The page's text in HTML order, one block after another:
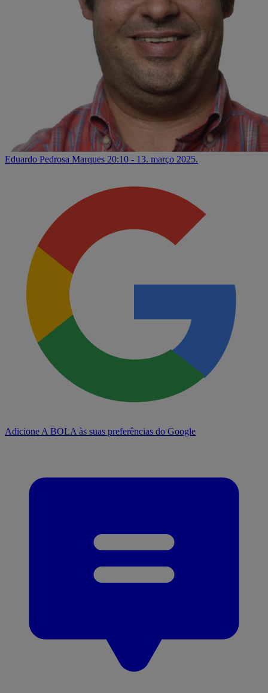
Eduardo Pedrosa Marques 20:10 - 13. março 2025.
Adicione A BOLA às suas preferências do Google